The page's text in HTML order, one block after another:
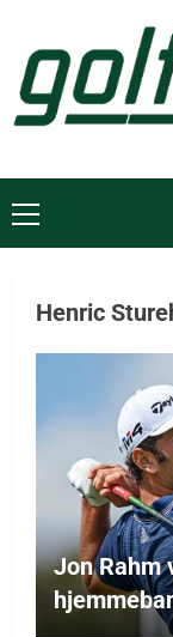
Henric
Jon Rahm